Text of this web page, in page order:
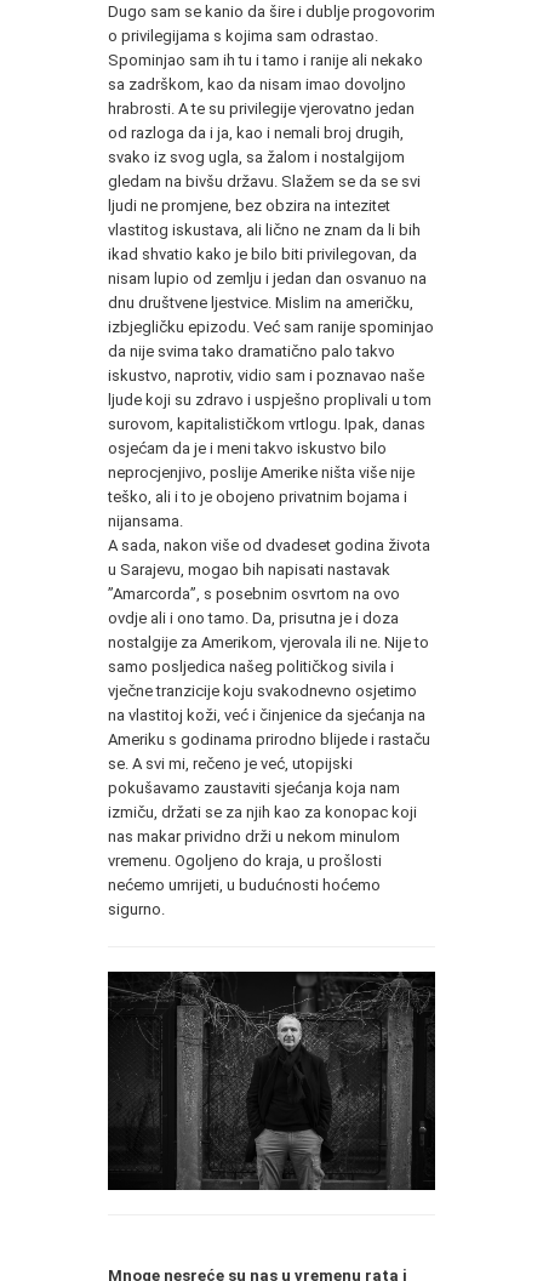
Dugo sam se kanio da šire i dublje progovorim
o privilegijama s kojima sam odrastao.
Spominjao sam ih tu i tamo i ranije ali nekako
sa zadrškom, kao da nisam imao dovoljno
hrabrosti. A te su privilegije vjerovatno jedan
od razloga da i ja, kao i nemali broj drugih,
svako iz svog ugla, sa žalom i nostalgijom
gledam na bivšu državu. Slažem se da se svi
ljudi ne promjene, bez obzira na intezitet
vlastitog iskustava, ali lično ne znam da li bih
ikad shvatio kako je bilo biti privilegovan, da
nisam lupio od zemlju i jedan dan osvanuo na
dnu društvene ljestvice. Mislim na američku,
izbjegličku epizodu. Već sam ranije spominjao
da nije svima tako dramatično palo takvo
iskustvo, naprotiv, vidio sam i poznavao naše
ljude koji su zdravo i uspješno proplivali u tom
surovom, kapitalističkom vrtlogu. Ipak, danas
osjećam da je i meni takvo iskustvo bilo
neprocjenjivo, poslije Amerike ništa više nije
teško, ali i to je obojeno privatnim bojama i
nijansama.
A sada, nakon više od dvadeset godina života
u Sarajevu, mogao bih napisati nastavak
”Amarcorda”, s posebnim osvrtom na ovo
ovdje ali i ono tamo. Da, prisutna je i doza
nostalgije za Amerikom, vjerovala ili ne. Nije to
samo posljedica našeg političkog sivila i
vječne tranzicije koju svakodnevno osjetimo
na vlastitoj koži, već i činjenice da sjećanja na
Ameriku s godinama prirodno blijede i rastaču
se. A svi mi, rečeno je već, utopijski
pokušavamo zaustaviti sjećanja koja nam
izmiču, držati se za njih kao za konopac koji
nas makar prividno drži u nekom minulom
vremenu. Ogoljeno do kraja, u prošlosti
nećemo umrijeti, u budućnosti hoćemo
sigurno.
Mnoge nesreće su nas u vremenu rata i